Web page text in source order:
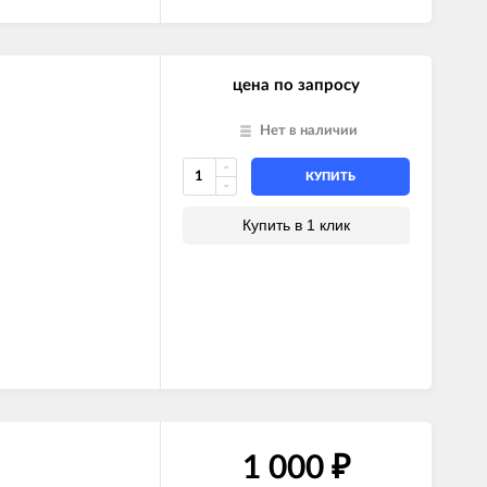
цена по запросу
Нет в наличии
КУПИТЬ
Купить в 1 клик
1 000 ₽